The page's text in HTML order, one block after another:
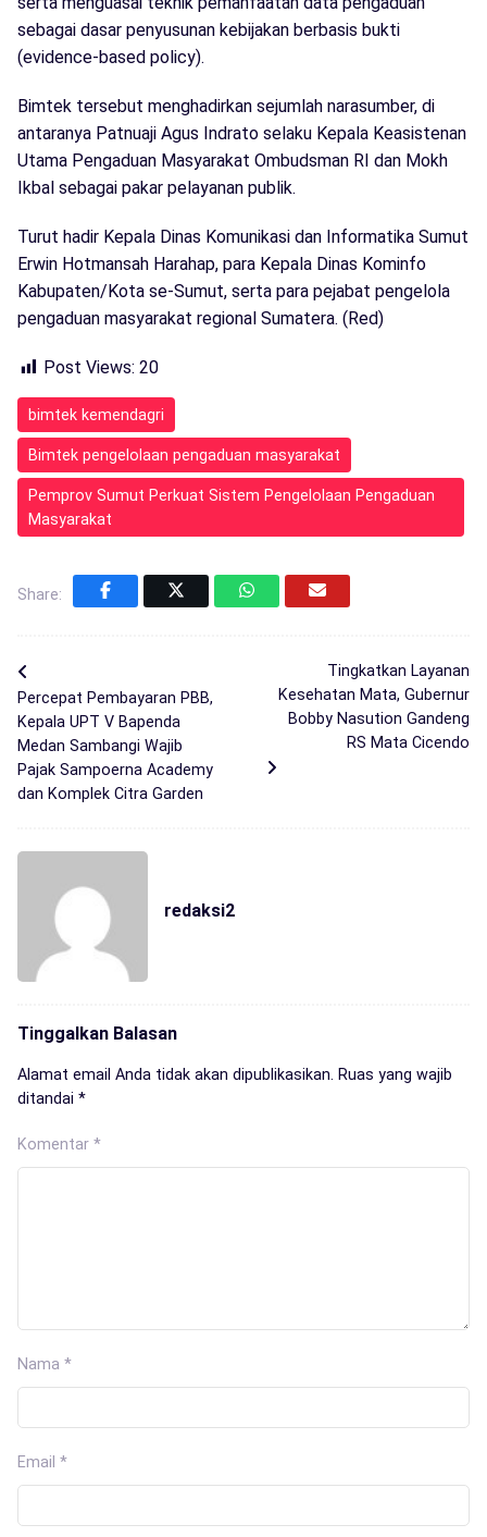
sebagai dasar penyusunan kebijakan berbasis bukti
(evidence-based policy).
Bimtek tersebut menghadirkan sejumlah narasumber, di
antaranya Patnuaji Agus Indrato selaku Kepala Keasistenan
Utama Pengaduan Masyarakat Ombudsman RI dan Mokh
Ikbal sebagai pakar pelayanan publik.
Turut hadir Kepala Dinas Komunikasi dan Informatika Sumut
Erwin Hotmansah Harahap, para Kepala Dinas Kominfo
Kabupaten/Kota se-Sumut, serta para pejabat pengelola
pengaduan masyarakat regional Sumatera. (Red)
Post Views: 20
bimtek kemendagri
Bimtek pengelolaan pengaduan masyarakat
Pemprov Sumut Perkuat Sistem Pengelolaan Pengaduan
Masyarakat
Share:
Percepat Pembayaran PBB,
Kepala UPT V Bapenda
Medan Sambangi Wajib
Pajak Sampoerna Academy
dan Komplek Citra Garden
Tingkatkan Layanan
Kesehatan Mata, Gubernur
Bobby Nasution Gandeng
RS Mata Cicendo
redaksi2
Tinggalkan Balasan
Alamat email Anda tidak akan dipublikasikan. Ruas yang wajib
ditandai *
Komentar *
Nama *
Email *